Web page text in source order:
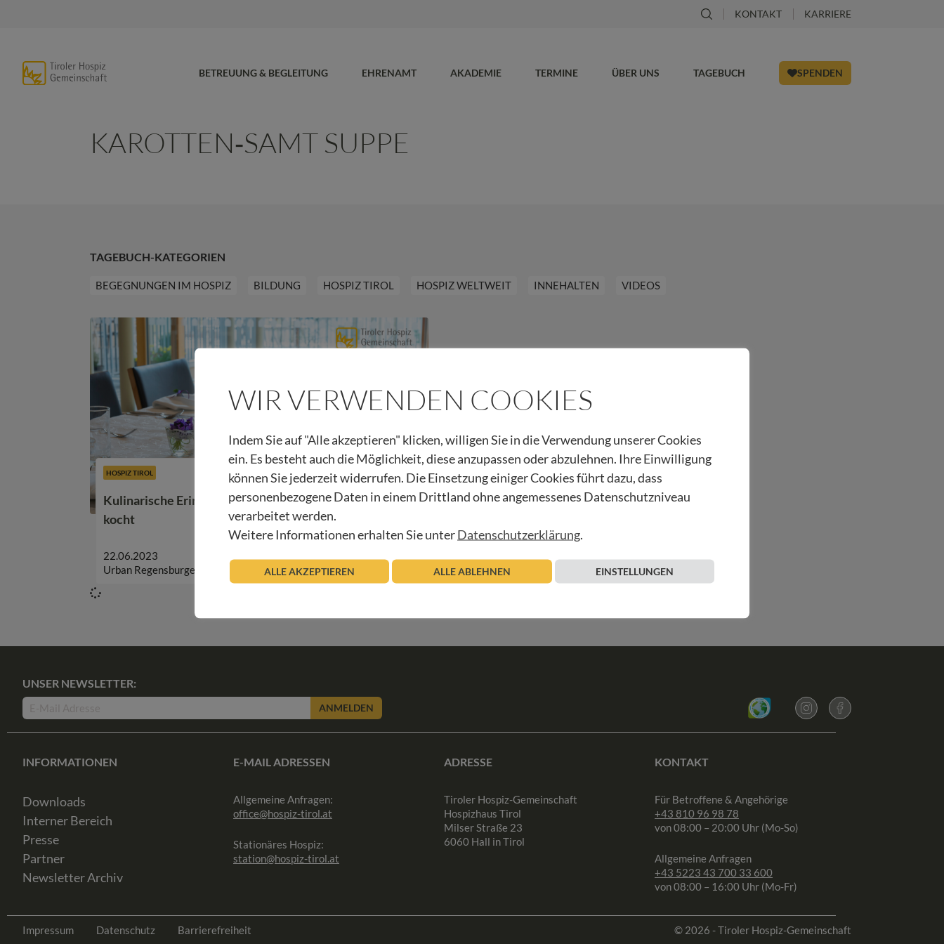
KONTAKT KARRIERE
BETREUUNG & BEGLEITUNG EHRENAMT AKADEMIE TERMINE ÜBER UNS TAGEBUCH SPENDEN
KAROTTEN‐SAMT SUPPE
TAGEBUCH-KATEGORIEN
BEGEGNUNGEN IM HOSPIZ BILDUNG HOSPIZ TIROL HOSPIZ WELTWEIT INNEHALTEN VIDEOS
HOSPIZ TIROL
Kulinarische Erinnerungsreisen – Wenn der Chefkoch
kocht
22.06.2023
Urban Regensburger
Beitrag lesen
UNSER NEWSLETTER:
ANMELDEN
INFORMATIONEN
Downloads
Interner Bereich
Presse
Partner
Newsletter Archiv
E-MAIL ADRESSEN
Allgemeine Anfragen:
office@hospiz-tirol.at
Stationäres Hospiz:
station@hospiz-tirol.at
ADRESSE
Tiroler Hospiz-Gemeinschaft
Hospizhaus Tirol
Milser Straße 23
6060 Hall in Tirol
KONTAKT
Für Betroffene & Angehörige
+43 810 96 98 78
von 08:00 – 20:00 Uhr (Mo-So)
Allgemeine Anfragen
+43 5223 43 700 33 600
von 08:00 – 16:00 Uhr (Mo-Fr)
Impressum Datenschutz Barrierefreiheit © 2026 - Tiroler Hospiz-Gemeinschaft
WIR VERWENDEN COOKIES
Indem Sie auf "Alle akzeptieren" klicken, willigen Sie in die Verwendung unserer Cookies
ein. Es besteht auch die Möglichkeit, diese anzupassen oder abzulehnen. Ihre Einwilligung
können Sie jederzeit widerrufen. Die Einsetzung einiger Cookies führt dazu, dass
personenbezogene Daten in einem Drittland ohne angemessenes Datenschutzniveau
verarbeitet werden.
Weitere Informationen erhalten Sie unterDatenschutzerklärung.
ALLE AKZEPTIEREN ALLE ABLEHNEN EINSTELLUNGEN